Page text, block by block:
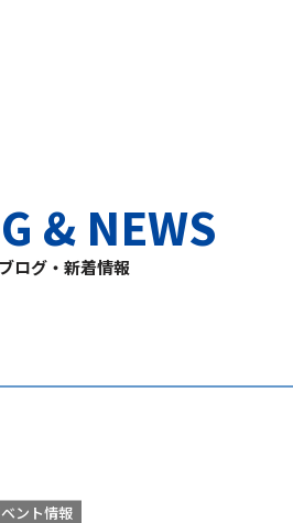
& NEWS
ブログ・新着情報
ント情報